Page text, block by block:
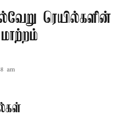
ரெயில்களின்
am